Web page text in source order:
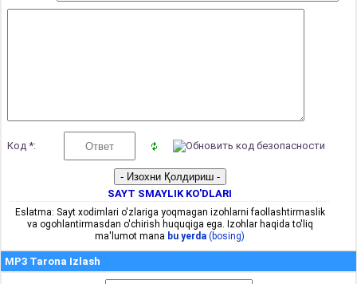
Код *:
SAYT SMAYLIK KO'DLARI
Eslatma: Sayt xodimlari o'zlariga yoqmagan izohlarni faollashtirmaslik
va ogohlantirmasdan o'chirish huquqiga ega. Izohlar haqida to'liq
ma'lumot mana bu yerda (bosing)
MP3 Tarona Izlash